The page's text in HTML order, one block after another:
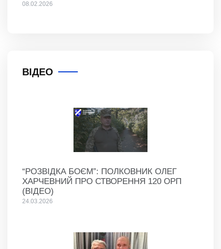
08.02.2026
ВІДЕО
“РОЗВІДКА БОЄМ”: ПОЛКОВНИК ОЛЕГ
ХАРЧЕВНИЙ ПРО СТВОРЕННЯ 120 ОРП
(ВІДЕО)
24.03.2026